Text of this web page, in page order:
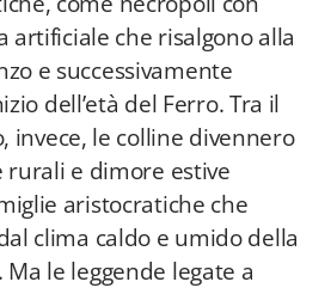
artificiale che risalgono alla
e successivamente
dell’età del Ferro. Tra il
invece, le colline divennero
rurali e dimore estive
aristocratiche che
clima caldo e umido della
le leggende legate a